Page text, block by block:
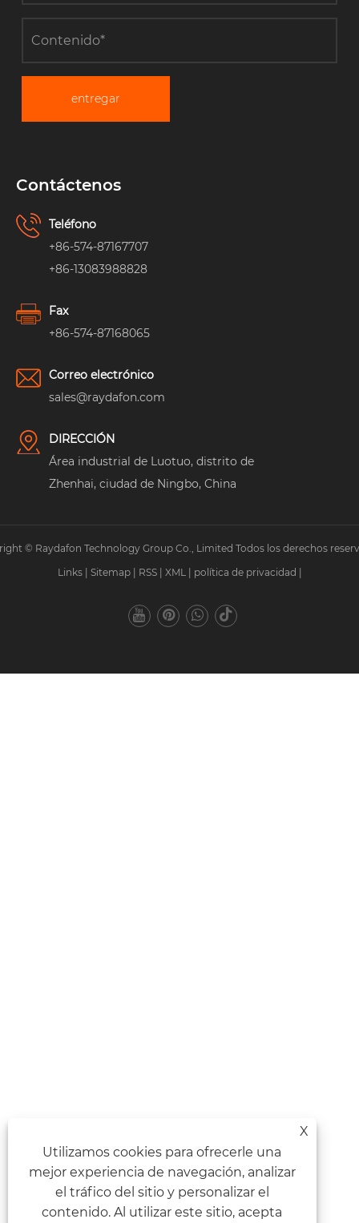
entregar
Contáctenos
Teléfono
+86-574-87167707
+86-13083988828
Fax
+86-574-87168065
Correo electrónico
sales@raydafon.com
DIRECCIÓN
Área industrial de Luotuo, distrito de
Zhenhai, ciudad de Ningbo, China
© Raydafon Technology Group Co., Limited Todos los derechos
Links
Sitemap RSS XML política de privacidad
X
Utilizamos cookies para ofrecerle una
mejor experiencia de navegación, analizar
el tráfico del sitio y personalizar el
contenido. Al utilizar este sitio, acepta